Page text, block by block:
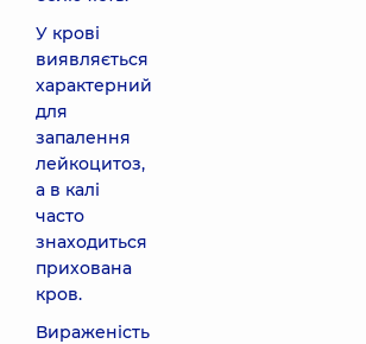
У крові
виявляється
характерний
для
запалення
лейкоцитоз,
а в калі
часто
знаходиться
прихована
кров.
Вираженість